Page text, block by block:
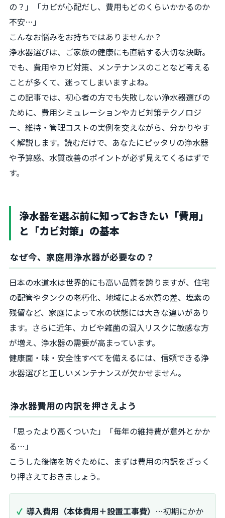
の？」「カビが心配だし、費用もどのくらいかかるのか
不安…」
こんなお悩みをお持ちではありませんか？
浄水器選びは、ご家族の健康にも直結する大切な決断。
でも、費用やカビ対策、メンテナンスのことなど考える
ことが多くて、迷ってしまいますよね。
この記事では、初心者の方でも失敗しない浄水器選びの
ために、費用シミュレーションやカビ対策テクノロジ
ー、維持・管理コストの実例を交えながら、分かりやす
く解説します。読むだけで、あなたにピッタリの浄水器
や予算感、水質改善のポイントが必ず見えてくるはずで
す。
浄水器を選ぶ前に知っておきたい「費用」
と「カビ対策」の基本
なぜ今、家庭用浄水器が必要なの？
日本の水道水は世界的にも高い品質を誇りますが、住宅
の配管やタンクの老朽化、地域による水質の差、塩素の
残留など、家庭によって水の状態には大きな違いがあり
ます。さらに近年、カビや雑菌の混入リスクに敏感な方
が増え、浄水器の需要が高まっています。
健康面・味・安全性すべてを備えるには、信頼できる浄
水器選びと正しいメンテナンスが欠かせません。
浄水器費用の内訳を押さえよう
「思ったより高くついた」「毎年の維持費が意外とかか
る…」
こうした後悔を防ぐために、まずは費用の内訳をざっく
り押さえておきましょう。
導入費用（本体費用＋設置工事費） …初期にかか